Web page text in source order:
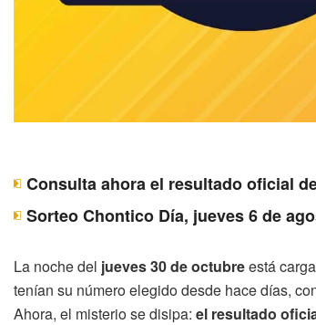
Consulta ahora el resultado oficial
Sorteo Chontico Día, jueves 6 de
La noche del jueves 30 de octubreestá
tenían su número elegido desde hace días,
Ahora, el misterio se disipa: el resultado